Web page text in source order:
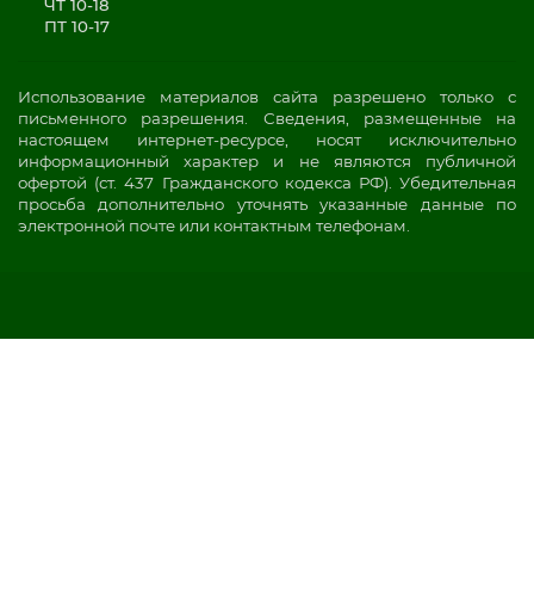
ЧТ 10-18
ПТ 10-17
Использование материалов сайта разрешено только с
письменного разрешения. Сведения, размещенные на
настоящем интернет-ресурсе, носят исключительно
информационный характер и не являются публичной
офертой (ст. 437 Гражданского кодекса РФ). Убедительная
просьба дополнительно уточнять указанные данные по
электронной почте или контактным телефонам.